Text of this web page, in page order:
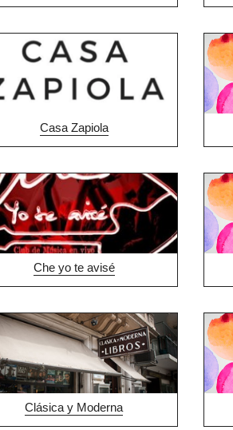
Casa Zapiola
Che yo te avisé
Clásica y Moderna